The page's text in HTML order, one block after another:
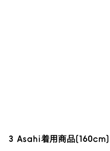
3 Asahi着用商品(160cm)